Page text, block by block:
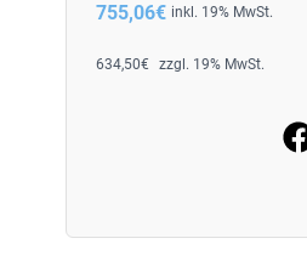
755,06€ inkl. 19% MwSt.
634,50€ zzgl. 19% MwSt.